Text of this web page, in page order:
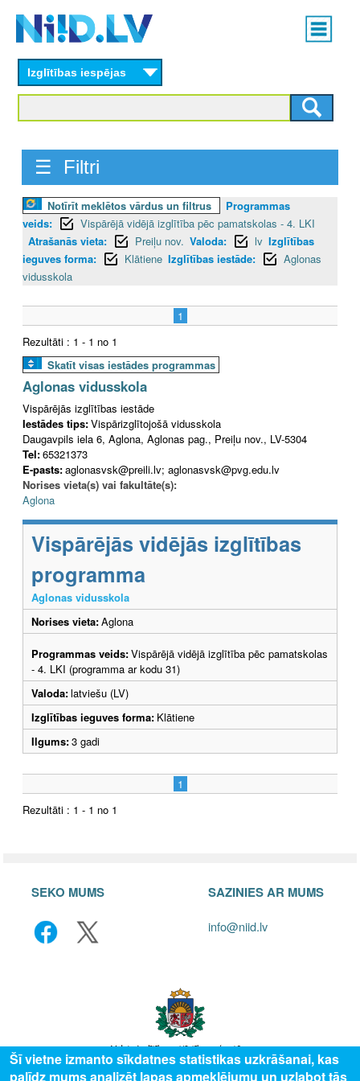
content
Main
menu
Izglītības iespējas
☰ Filtri
Notīrīt meklētos vārdus un filtrus
Programmas
veids:
Vispārējā vidējā izglītība pēc pamatskolas - 4. LKI
Atrašanās vieta:
Preiļu nov. Valoda: lv Izglītības
ieguves forma:
Klātiene Izglītības iestāde:
Aglonas
vidusskola
1
Rezultāti : 1 - 1 no 1
Skatīt visas iestādes programmas
Aglonas vidusskola
Vispārējās izglītības iestāde
Iestādes tips:Vispārizglītojošā vidusskola
Daugavpils iela 6, Aglona, Aglonas pag., Preiļu nov., LV-5304
Tel:65321373
E-pasts:aglonasvsk@preili.lv; aglonasvsk@pvg.edu.lv
Norises vieta(s) vai fakultāte(s):
Aglona
Vispārējās vidējās izglītības
programma
Aglonas vidusskola
Norises vieta:Aglona
Programmas veids:Vispārējā vidējā izglītība pēc pamatskolas
- 4. LKI (programma ar kodu 31)
Valoda:latviešu (LV)
Izglītības ieguves forma: Klātiene
Ilgums:3 gadi
1
Rezultāti : 1 - 1 no 1
SEKO MUMS SAZINIES AR MUMS
info@niid.lv
Šī vietne izmanto sīkdatnes statistikas uzkrāšanai, kas
palīdz mums analizēt lapas apmeklējumu un uzlabot tās